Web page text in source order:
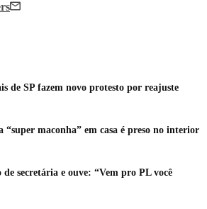
de SP fazem novo protesto por reajuste
“super maconha” em casa é preso no interior
secretária e ouve: “Vem pro PL você